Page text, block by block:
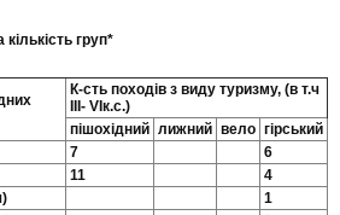
кількість груп*
К-сть походів з виду туризму, (в т.ч
ІІІ- VІк.с.)
пішохідний лижний вело гірський
7
6
11
4
1